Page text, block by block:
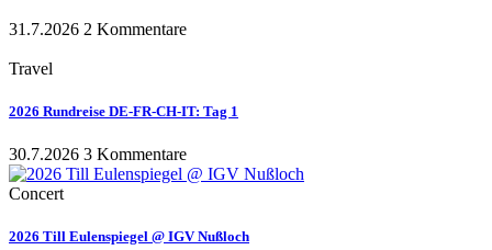
31.7.2026 2 Kommentare
Travel
2026 Rundreise DE-FR-CH-IT: Tag 1
30.7.2026 3 Kommentare
Concert
2026 Till Eulenspiegel @ IGV Nußloch